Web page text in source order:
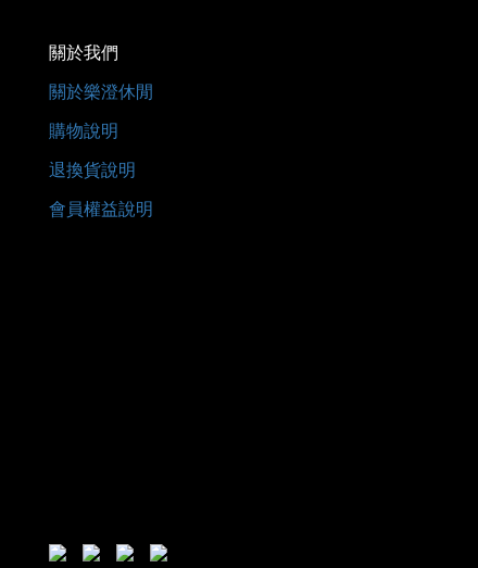
關於我們
關於樂澄休閒
購物說明
退換貨說明
會員權益說明